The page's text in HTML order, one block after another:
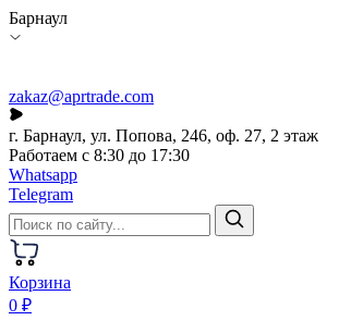
Барнаул
zakaz@aprtrade.com
г. Барнаул, ул. Попова, 246, оф. 27, 2 этаж
Работаем с 8:30 до 17:30
Whatsapp
Telegram
Корзина
0 ₽